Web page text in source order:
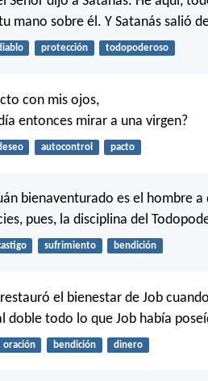
mano sobre él. Y Satanás salió
protección todopoderoso
con mis ojos,
entonces mirar a una virgen?
autocontrol pacto
bienaventurado es el hombre
pues, la disciplina del
sufrimiento bendición
el bienestar de Job
doble todo lo que Job había
oración bendición dinero